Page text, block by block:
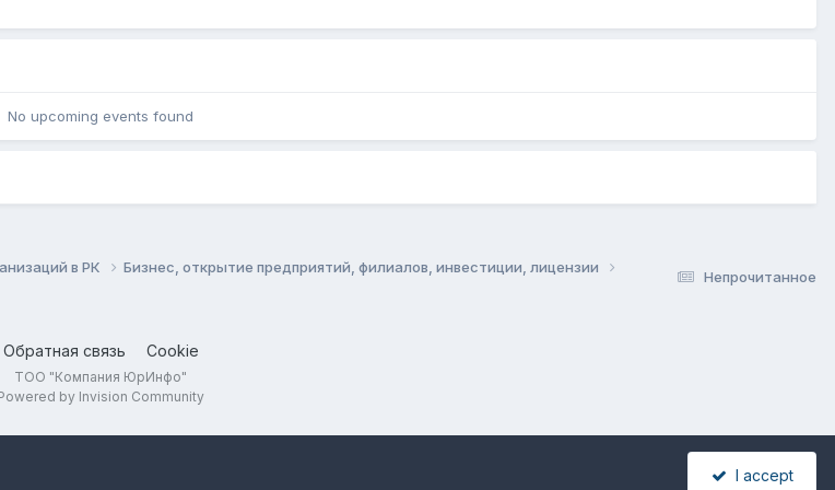
No upcoming events found
Непрочитанное
в РК
Бизнес, открытие предприятий, филиалов, инвестиции, лицензии
Обратная связь Cookie
ТОО "Компания ЮрИнфо"
by Invision Community
I accept